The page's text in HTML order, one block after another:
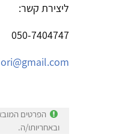
ליצירת קשר:
050-7404747
הפרטים
ובאחריותו/ה.